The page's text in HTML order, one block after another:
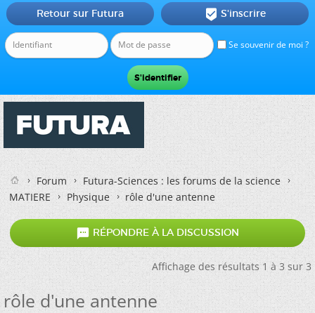
Se souvenir de moi ?
Retour sur Futura  S'inscrire
Forum
Futura-Sciences : les forums de la science
MATIERE
Physique rôle d'une antenne
 RÉPONDRE À LA DISCUSSION
Affichage des résultats 1 à 3 sur 3
rôle d'une antenne